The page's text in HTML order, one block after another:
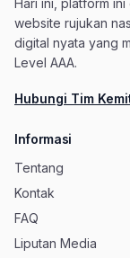
website rujukan
digital nyata yang
Level AAA.
Hubungi Tim
Informasi
Tentang
Kontak
FAQ
Liputan Media